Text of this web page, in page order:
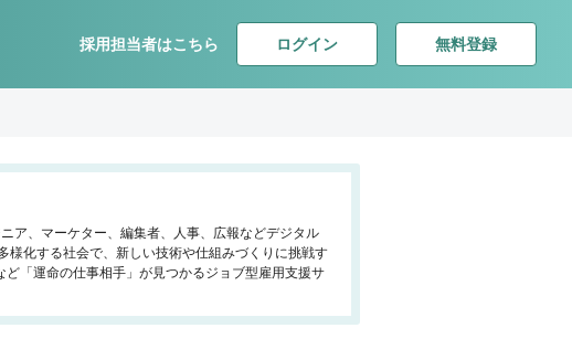
採用担当者はこちら ログイン 無料登録
ア、マーケター、編集者、人事、広報などデジタル
様化する社会で、新しい技術や仕組みづくりに挑戦す
「運命の仕事相手」が見つかるジョブ型雇用支援サ